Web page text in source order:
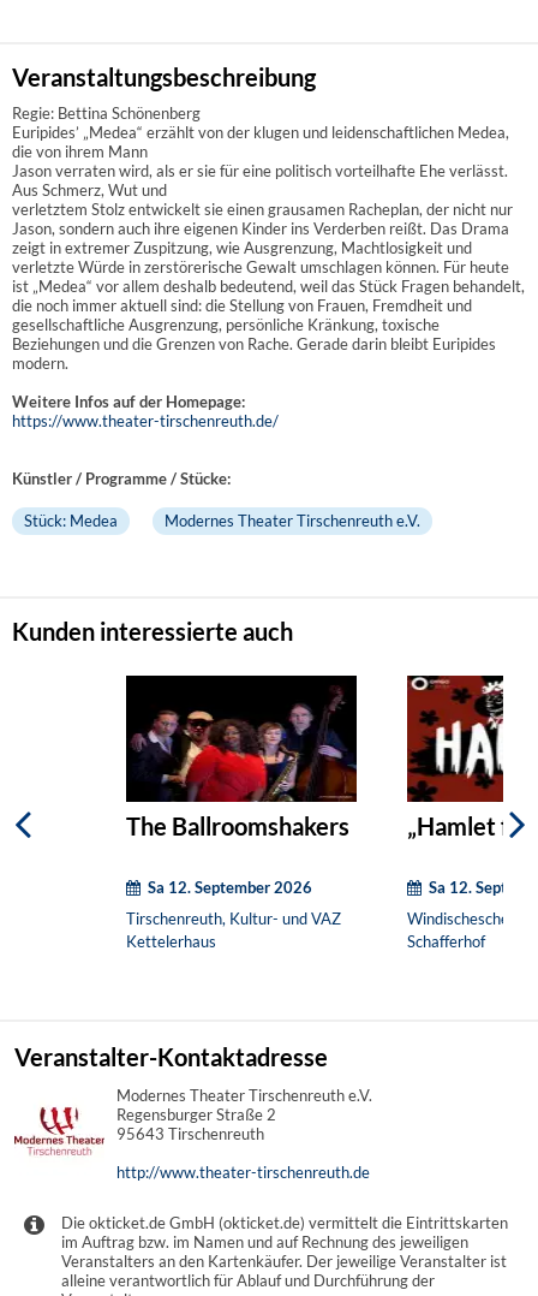
Veranstaltungsbeschreibung
Regie: Bettina Schönenberg
Euripides’ „Medea“ erzählt von der klugen und leidenschaftlichen Medea,
die von ihrem Mann
Jason verraten wird, als er sie für eine politisch vorteilhafte Ehe verlässt.
Aus Schmerz, Wut und
verletztem Stolz entwickelt sie einen grausamen Racheplan, der nicht nur
Jason, sondern auch ihre eigenen Kinder ins Verderben reißt. Das Drama
zeigt in extremer Zuspitzung, wie Ausgrenzung, Machtlosigkeit und
verletzte Würde in zerstörerische Gewalt umschlagen können. Für heute
ist „Medea“ vor allem deshalb bedeutend, weil das Stück Fragen behandelt,
die noch immer aktuell sind: die Stellung von Frauen, Fremdheit und
gesellschaftliche Ausgrenzung, persönliche Kränkung, toxische
Beziehungen und die Grenzen von Rache. Gerade darin bleibt Euripides
modern.
Weitere Infos auf der Homepage:
https://www.theater-tirschenreuth.de/
Künstler / Programme / Stücke:
Stück: Medea Modernes Theater Tirschenreuth e.V.
Kunden interessierte auch
The Ballroomshakers
Sa 12. September 2026
Tirschenreuth, Kultur- und VAZ
Kettelerhaus
„Hamlet for
Sa 12.
Schafferhof
Veranstalter-Kontaktadresse
Modernes Theater Tirschenreuth e.V.
Regensburger Straße 2
95643 Tirschenreuth
http://www.theater-tirschenreuth.de
Die okticket.de GmbH (okticket.de) vermittelt die Eintrittskarten
im Auftrag bzw. im Namen und auf Rechnung des jeweiligen
Veranstalters an den Kartenkäufer. Der jeweilige Veranstalter ist
alleine verantwortlich für Ablauf und Durchführung der